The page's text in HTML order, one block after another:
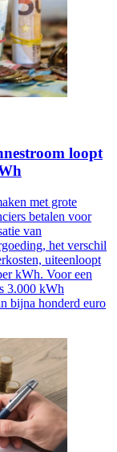
loopt
met grote
betalen voor
van
het verschil
uiteenloopt
kWh. Voor een
3.000 kWh
bijna honderd euro